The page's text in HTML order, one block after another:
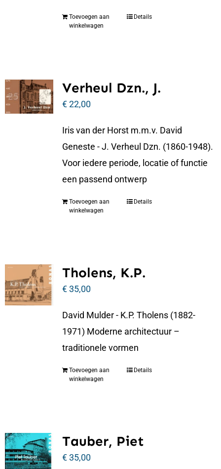
Toevoegen aan
winkelwagen
Details
Verheul Dzn., J.
€22,00
Iris van der Horst m.m.v. David
Geneste - J. Verheul Dzn. (1860-1948).
Voor iedere periode, locatie of functie
een passend ontwerp
Toevoegen aan
winkelwagen
Details
Tholens, K.P.
€35,00
David Mulder - K.P. Tholens (1882-
1971) Moderne architectuur –
traditionele vormen
Toevoegen aan
winkelwagen
Details
Tauber, Piet
€35,00